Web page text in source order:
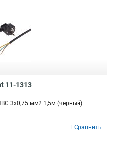
11-1313
3х0,75 мм2 1,5м (черный)
Сравнить